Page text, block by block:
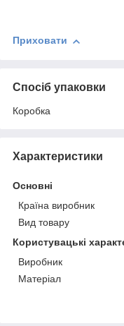
Приховати
Спосіб упаковки
Коробка
Характеристики
Основні
Країна виробник
Вид товару
Користувацькі
Виробник
Матеріал